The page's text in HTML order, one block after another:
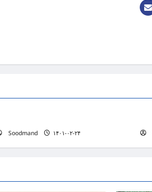
Soodmand
۱۴۰۱-۰۲-۲۴